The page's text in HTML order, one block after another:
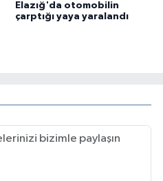
Elazığ'da otomobilin
çarptığı yaya yaralandı